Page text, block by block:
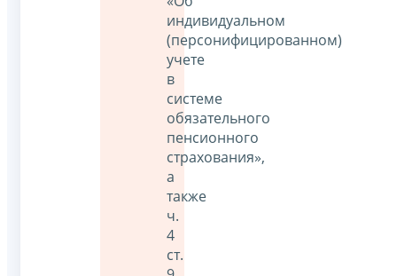
индивидуальном
(персонифицированном)
учете
в
системе
обязательного
пенсионного
страхования»,
а
также
ч.
4
ст.